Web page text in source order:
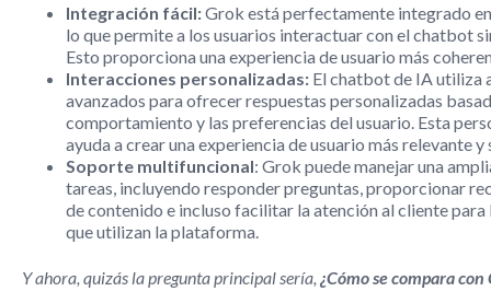
Integración fácil:Grok está perfectamente integrado
lo que permite a los usuarios interactuar con el chatbot
Esto proporciona una experiencia de usuario más
Interacciones personalizadas: El chatbot de IA utiliza
avanzados para ofrecer respuestas personalizadas
comportamiento y las preferencias del usuario. Esta
ayuda a crear una experiencia de usuario más relevante
Soporte multifuncional: Grok puede manejar una
tareas, incluyendo responder preguntas, proporcionar
de contenido e incluso facilitar la atención al cliente para
que utilizan la plataforma.
Y ahora, quizás la pregunta principal sería, ¿Cómo se compara con